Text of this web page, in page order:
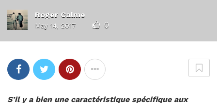
Roger Calme
May 14, 2017 0
S’il y a bien une caractéristique spécifique aux